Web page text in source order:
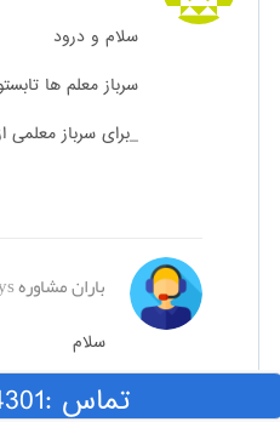
سلام و درود
سرباز معلم ها
_برای سرباز معلمی
باران مشاوره
سلام
سپاه حساب
تماس :0634301-0996